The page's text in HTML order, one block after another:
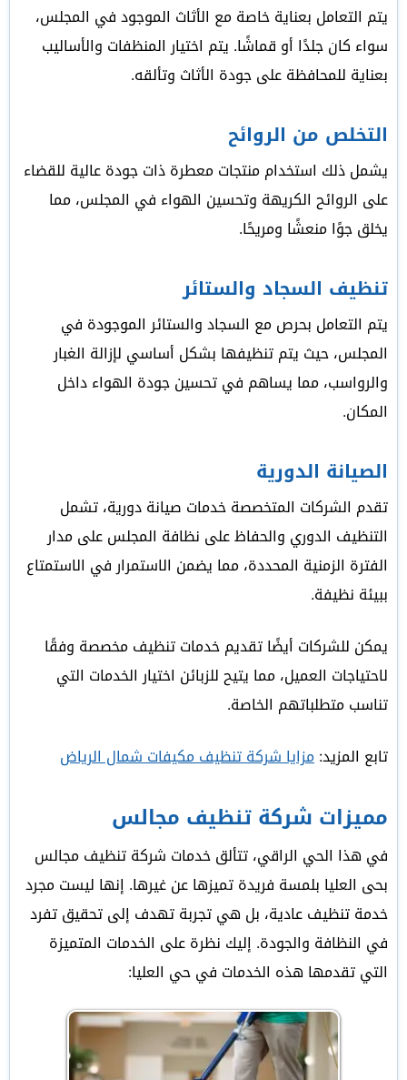
يتم التعامل بعناية خاصة مع الأثاث الموجود في المجلس،
سواء كان جلدًا أو قماشًا. يتم اختيار المنظفات والأساليب
بعناية للمحافظة على جودة الأثاث وتألقه.
التخلص من الروائح
يشمل ذلك استخدام منتجات معطرة ذات جودة عالية للقضاء
على الروائح الكريهة وتحسين الهواء في المجلس، مما
يخلق جوًا منعشًا ومريحًا.
تنظيف السجاد والستائر
يتم التعامل بحرص مع السجاد والستائر الموجودة في
المجلس، حيث يتم تنظيفها بشكل أساسي لإزالة الغبار
والرواسب، مما يساهم في تحسين جودة الهواء داخل
المكان.
الصيانة الدورية
تقدم الشركات المتخصصة خدمات صيانة دورية، تشمل
التنظيف الدوري والحفاظ على نظافة المجلس على مدار
الفترة الزمنية المحددة، مما يضمن الاستمرار في الاستمتاع
ببيئة نظيفة.
يمكن للشركات أيضًا تقديم خدمات تنظيف مخصصة وفقًا
لاحتياجات العميل، مما يتيح للزبائن اختيار الخدمات التي
تناسب متطلباتهم الخاصة.
تابع المزيد:مزايا شركة تنظيف مكيفات شمال الرياض
مميزات شركة تنظيف مجالس
في هذا الحي الراقي، تتألق خدمات شركة تنظيف مجالس
بحى العليا بلمسة فريدة تميزها عن غيرها. إنها ليست مجرد
خدمة تنظيف عادية، بل هي تجربة تهدف إلى تحقيق تفرد
في النظافة والجودة. إليك نظرة على الخدمات المتميزة
التي تقدمها هذه الخدمات في حي العليا: